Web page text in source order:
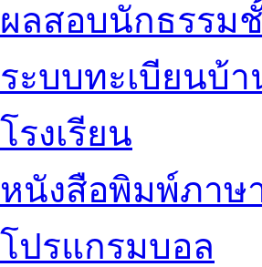
ผลสอบนักธรรม
ระบบทะเบียนบ้
โรงเรียน
หนังสือพิมพ์ภาษ
โปรแกรมบอล